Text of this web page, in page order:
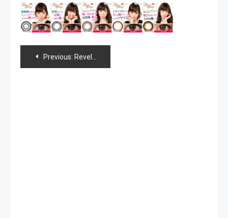
Navegación
Previous: Revelan cubiertas del sencillo número 35 y news 48